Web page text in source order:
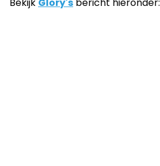
Bekijk Glory's bericht hieronder: